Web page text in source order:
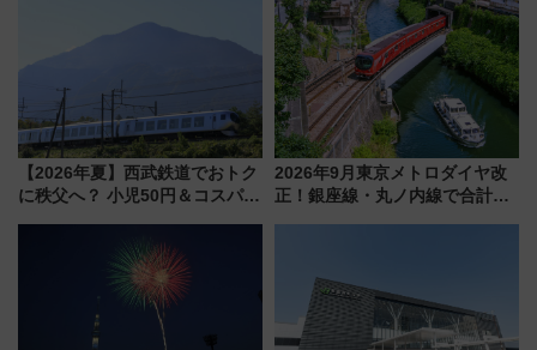
送の目覚まし時計など通販・販
売店舗まとめ
【2026年夏】西武鉄道でおトク
に秩父へ？ 小児50円＆コスパ最
族旅行！ 深夜の正丸トンネル探
検や特急ラビューも
2026年9月東京メトロダイヤ改
正！銀座線・丸ノ内線で合計